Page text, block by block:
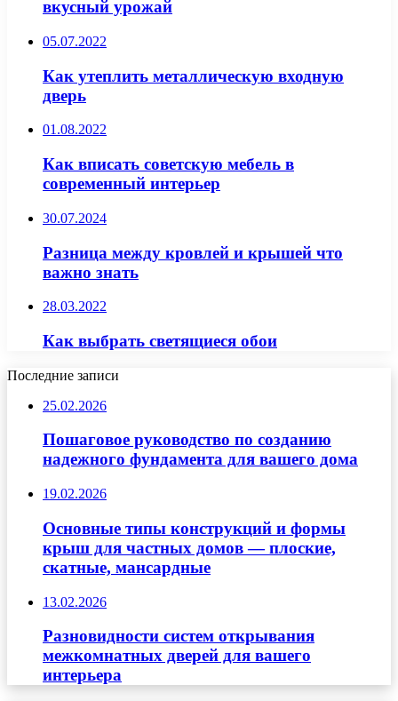
вкусный урожай
05.07.2022
Как утеплить металлическую входную
дверь
01.08.2022
Как вписать советскую мебель в
современный интерьер
30.07.2024
Разница между кровлей и крышей что
важно знать
28.03.2022
Как выбрать светящиеся обои
Последние записи
25.02.2026
Пошаговое руководство по созданию
надежного фундамента для вашего дома
19.02.2026
Основные типы конструкций и формы
крыш для частных домов — плоские,
скатные, мансардные
13.02.2026
Разновидности систем открывания
межкомнатных дверей для вашего
интерьера